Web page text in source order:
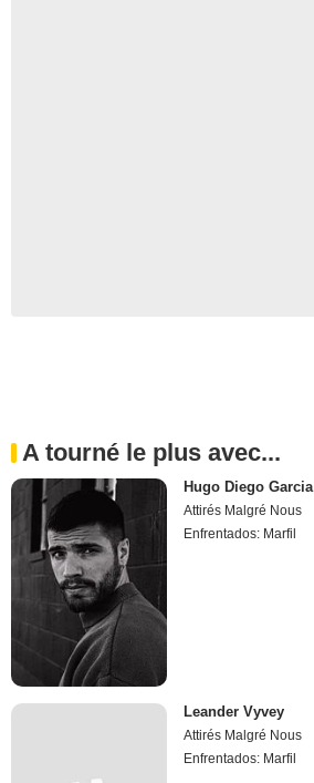
A tourné le plus avec...
Hugo Diego Garcia
Attirés Malgré Nous
Enfrentados: Marfil
Leander Vyvey
Attirés Malgré Nous
Enfrentados: Marfil